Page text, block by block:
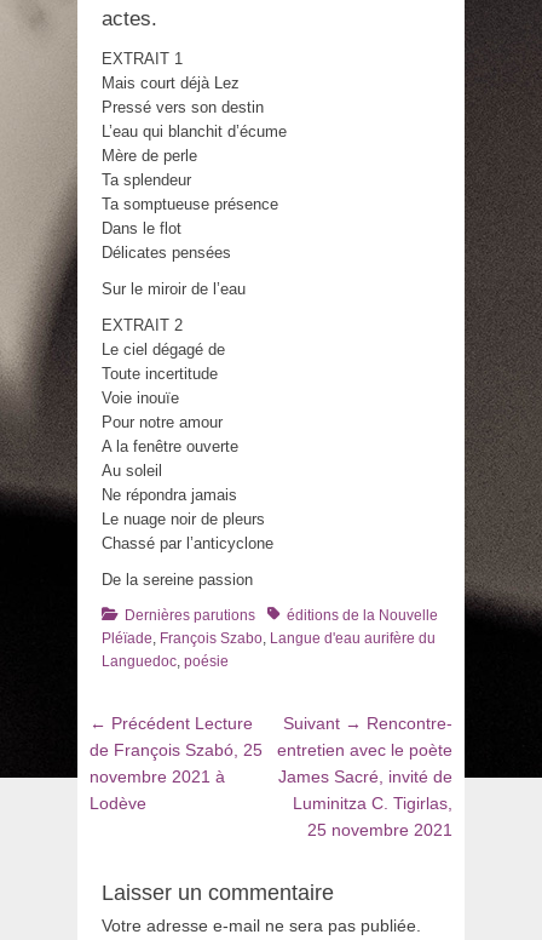
actes.
EXTRAIT 1
Mais court déjà Lez
Pressé vers son destin
L’eau qui blanchit d’écume
Mère de perle
Ta splendeur
Ta somptueuse présence
Dans le flot
Délicates pensées
Sur le miroir de l’eau
EXTRAIT 2
Le ciel dégagé de
Toute incertitude
Voie inouïe
Pour notre amour
A la fenêtre ouverte
Au soleil
Ne répondra jamais
Le nuage noir de pleurs
Chassé par l’anticyclone
De la sereine passion
Catégories
Dernières parutions Tagséditions de la Nouvelle
Pléïade, François Szabo, Langue d'eau aurifère du
Languedoc, poésie
Navigation
de
l’article
← Précédent Article
précédent
:
Lecture
de François Szabó, 25
novembre 2021 à
Lodève
Suivant → Article
suivant
:
Rencontre-
entretien avec le poète
James Sacré, invité de
Luminitza C. Tigirlas,
25 novembre 2021
Laisser un commentaire
Votre adresse e-mail ne sera pas publiée.